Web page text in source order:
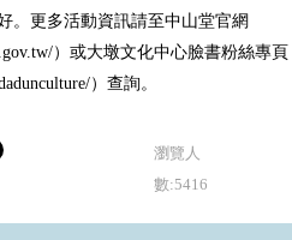
。更多活動資訊請至中山堂官網
）或大墩文化中心臉書粉絲專頁
）查詢。
瀏覽人
數:5416